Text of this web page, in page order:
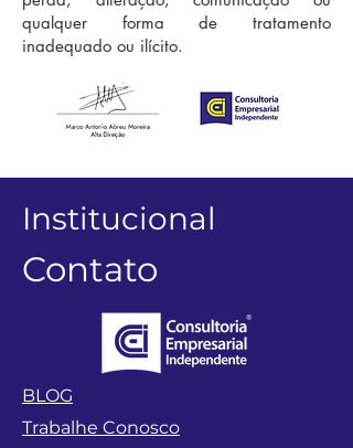
qualquer forma de tratamento
inadequado ou ilícito.
Institucional
Contato
BLOG
Trabalhe Conosco